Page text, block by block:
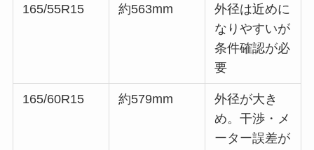
165/55R15 約563mm
外径は近めに
なりやすいが
条件確認が必
要
165/60R15 約579mm
外径が大き
め。干渉・メ
ーター誤差が